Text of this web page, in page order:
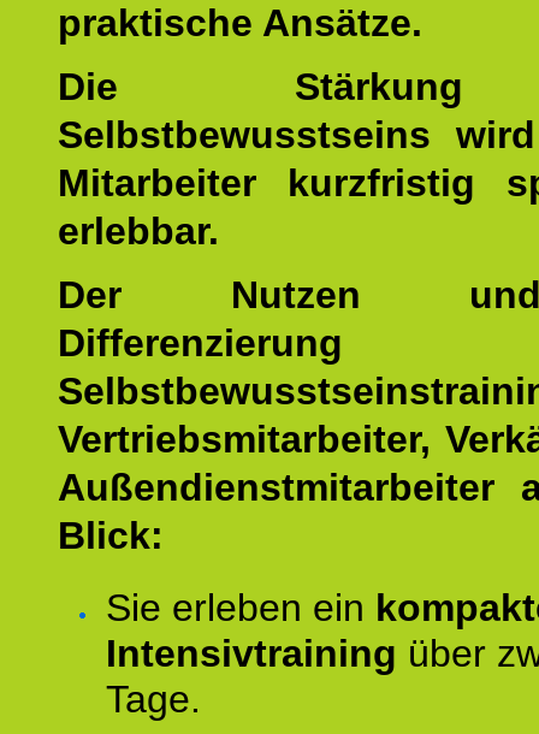
praktische Ansätze.
Die
Selbstbewusstseins
Mitarbeiter kurzfristig
erlebbar.
Der Nutzen
Differenzierung
Vertriebsmitarbeiter,
Außendienstmitarbeiter
Blick:
Sie erleben ein
Intensivtraining über
Tage.